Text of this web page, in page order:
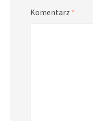
Komentarz *